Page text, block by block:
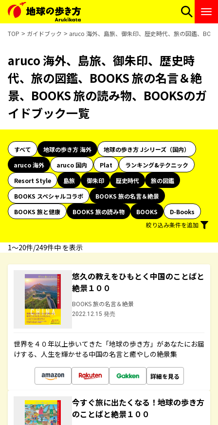
TOP ガイドブック aruco 海外、島旅、御朱印、歴史時代、旅の図鑑、
aruco 海外、島旅、御朱印、歴史時
代、旅の図鑑、BOOKS 旅の名言＆絶
景、BOOKS 旅の読み物、BOOKSのガ
イドブック一覧
すべて 地球の歩き方 海外
地球の歩き方 Jシリーズ（国内）
aruco 海外
aruco 国内 Plat
ランキング&テクニック
Resort Style
島旅 御朱印 歴史時代
旅の図鑑
BOOKS スペシャルコラボ
BOOKS 旅の名言＆絶景
BOOKS 旅と健康
BOOKS 旅の読み物 BOOKS
D-Books
絞り込み条件を追加
1〜20件/249件中 を表示
悠久の教えをひもとく中国のことばと
絶景１００
BOOKS 旅の名言＆絶景
2022.12.15 発売
世界を４０年以上歩いてきた「地球の歩き方」があなたにお届
けする、人生を輝かせる中国の名言と癒やしの絶景集
詳細を見る
今すぐ旅に出たくなる！地球の歩き方
のことばと絶景１００